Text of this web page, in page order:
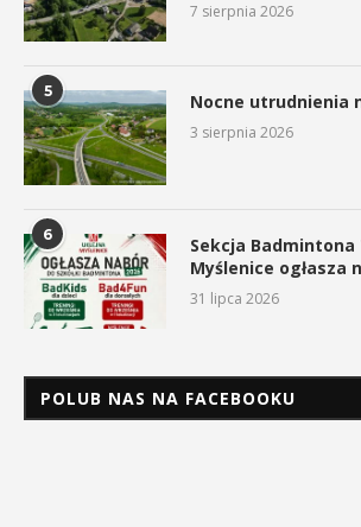
7 sierpnia 2026
5 Nocne utrudnienia
3 sierpnia 2026
6
Sekcja Badmintona
Myślenice ogłasza
31 lipca 2026
POLUB NAS NA FACEBOOKU